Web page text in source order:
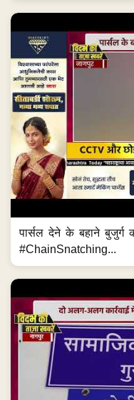
पार्सल देने के बहाने
#ChainSnatching...